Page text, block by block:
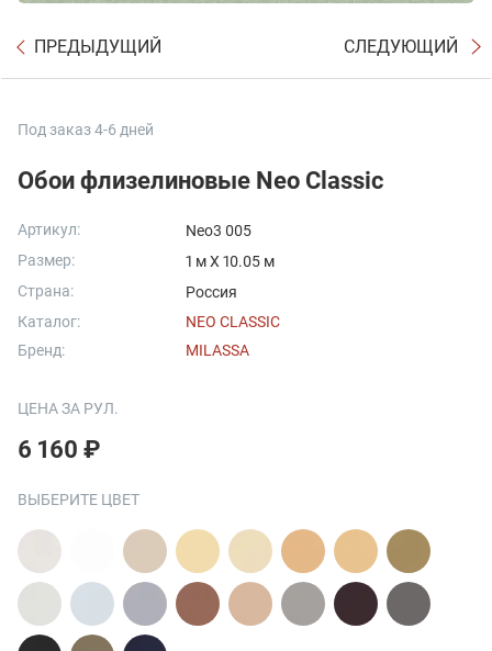
ПРЕДЫДУЩИЙ СЛЕДУЮЩИЙ
Под заказ 4-6 дней
Обои флизелиновые Neo Classic
Артикул:
Neo3 005
Размер:
1 м X 10.05 м
Страна:
Россия
Каталог:
NEO CLASSIC
Бренд:
MILASSA
ЦЕНА ЗА РУЛ.
6 160 ₽
ВЫБЕРИТЕ ЦВЕТ